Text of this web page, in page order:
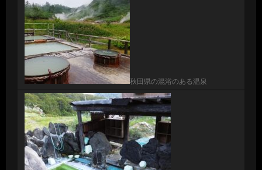
秋田県の混浴のある温泉